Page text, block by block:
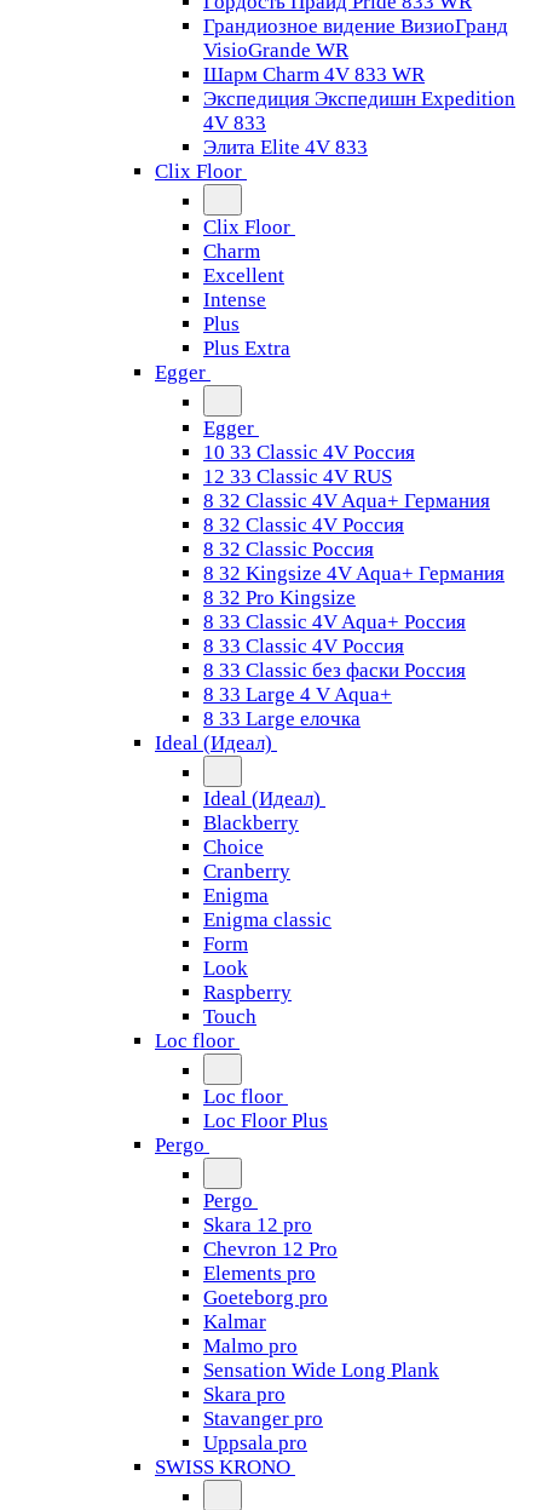
Грандиозное видение ВизиоГранд
VisioGrande WR
Шарм Charm 4V 833 WR
Экспедиция Экспедишн Expedition
4V 833
Элита Elite 4V 833
Clix Floor
Clix Floor
Charm
Excellent
Intense
Plus
Plus Extra
Egger
Egger
10 33 Classic 4V Россия
12 33 Classic 4V RUS
8 32 Classic 4V Aqua+ Германия
8 32 Classic 4V Россия
8 32 Classic Россия
8 32 Kingsize 4V Aqua+ Германия
8 32 Pro Kingsize
8 33 Classic 4V Aqua+ Россия
8 33 Classic 4V Россия
8 33 Classic без фаски Россия
8 33 Large 4 V Aqua+
8 33 Large елочка
Ideal (Идеал)
Ideal (Идеал)
Blackberry
Choice
Cranberry
Enigma
Enigma classic
Form
Look
Raspberry
Touch
Loc floor
Loc floor
Loc Floor Plus
Pergo
Pergo
Skara 12 pro
Chevron 12 Pro
Elements pro
Goeteborg pro
Kalmar
Malmo pro
Sensation Wide Long Plank
Skara pro
Stavanger pro
Uppsala pro
SWISS KRONO